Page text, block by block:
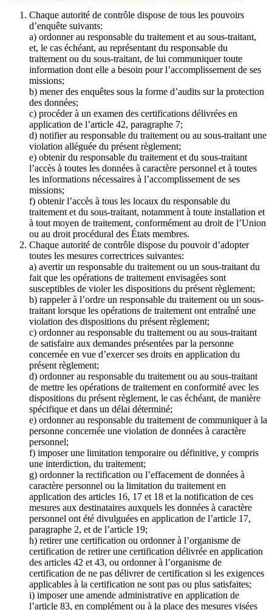
Chaque autorité de contrôle dispose de tous les pouvoirs
d’enquête suivants:
a) ordonner au responsable du traitement et au sous-traitant,
et, le cas échéant, au représentant du responsable du
traitement ou du sous-traitant, de lui communiquer toute
information dont elle a besoin pour l’accomplissement de ses
missions;
b) mener des enquêtes sous la forme d’audits sur la protection
des données;
c) procéder à un examen des certifications délivrées en
application de l’article 42, paragraphe 7;
d) notifier au responsable du traitement ou au sous-traitant une
violation alléguée du présent règlement;
e) obtenir du responsable du traitement et du sous-traitant
l’accès à toutes les données à caractère personnel et à toutes
les informations nécessaires à l’accomplissement de ses
missions;
f) obtenir l’accès à tous les locaux du responsable du
traitement et du sous-traitant, notamment à toute installation et
à tout moyen de traitement, conformément au droit de l’Union
ou au droit procédural des États membres.
Chaque autorité de contrôle dispose du pouvoir d’adopter
toutes les mesures correctrices suivantes:
a) avertir un responsable du traitement ou un sous-traitant du
fait que les opérations de traitement envisagées sont
susceptibles de violer les dispositions du présent règlement;
b) rappeler à l’ordre un responsable du traitement ou un sous-
traitant lorsque les opérations de traitement ont entraîné une
violation des dispositions du présent règlement;
c) ordonner au responsable du traitement ou au sous-traitant
de satisfaire aux demandes présentées par la personne
concernée en vue d’exercer ses droits en application du
présent règlement;
d) ordonner au responsable du traitement ou au sous-traitant
de mettre les opérations de traitement en conformité avec les
dispositions du présent règlement, le cas échéant, de manière
spécifique et dans un délai déterminé;
e) ordonner au responsable du traitement de communiquer à la
personne concernée une violation de données à caractère
personnel;
f) imposer une limitation temporaire ou définitive, y compris
une interdiction, du traitement;
g) ordonner la rectification ou l’effacement de données à
caractère personnel ou la limitation du traitement en
application des articles 16, 17 et 18 et la notification de ces
mesures aux destinataires auxquels les données à caractère
personnel ont été divulguées en application de l’article 17,
paragraphe 2, et de l’article 19;
h) retirer une certification ou ordonner à l’organisme de
certification de retirer une certification délivrée en application
des articles 42 et 43, ou ordonner à l’organisme de
certification de ne pas délivrer de certification si les exigences
applicables à la certification ne sont pas ou plus satisfaites;
i) imposer une amende administrative en application de
l’article 83, en complément ou à la place des mesures visées